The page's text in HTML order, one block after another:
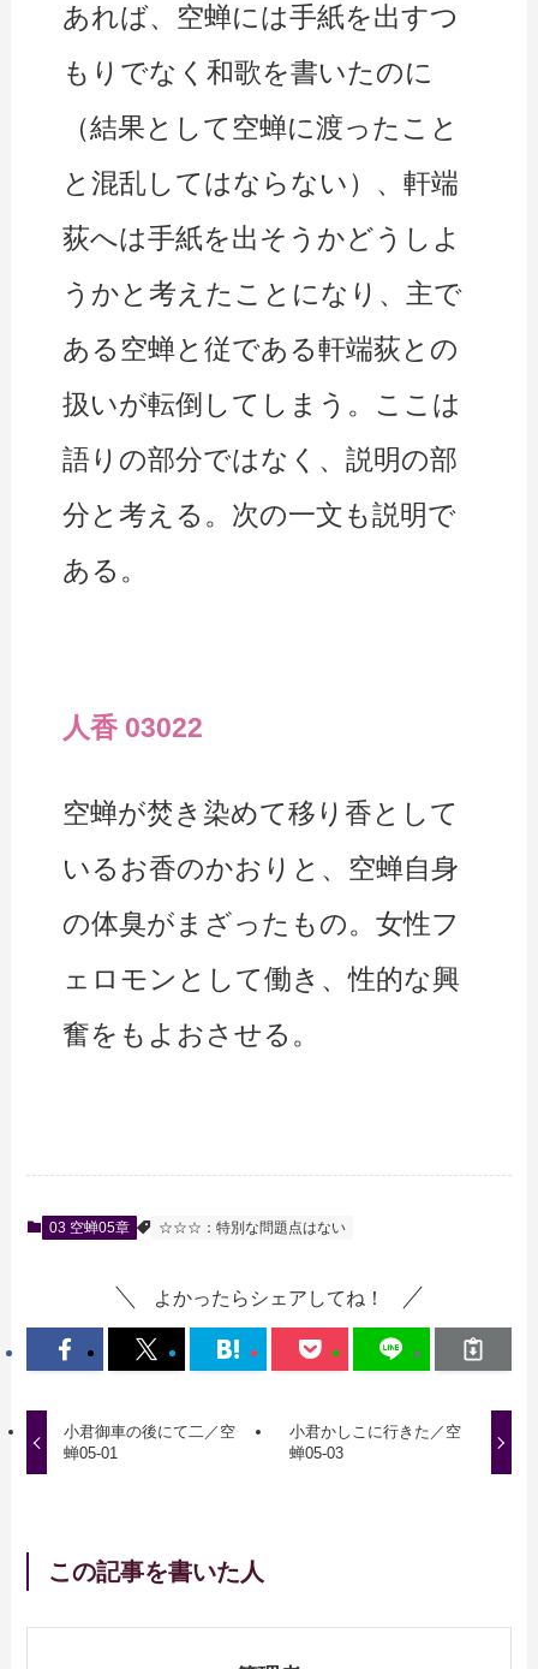
あれば、空蝉には手紙を出すつ
もりでなく和歌を書いたのに
（結果として空蝉に渡ったこと
と混乱してはならない）、軒端
荻へは手紙を出そうかどうしよ
うかと考えたことになり、主で
ある空蝉と従である軒端荻との
扱いが転倒してしまう。ここは
語りの部分ではなく、説明の部
分と考える。次の一文も説明で
ある。
人香 03022
空蝉が焚き染めて移り香として
いるお香のかおりと、空蝉自身
の体臭がまざったもの。女性フ
ェロモンとして働き、性的な興
奮をもよおさせる。
03 空蝉05章 ☆☆☆：特別な問題点はない
よかったらシェアしてね！
小君御車の後にて二／空
蝉05-01
小君かしこに行きた／空
蝉05-03
この記事を書いた人